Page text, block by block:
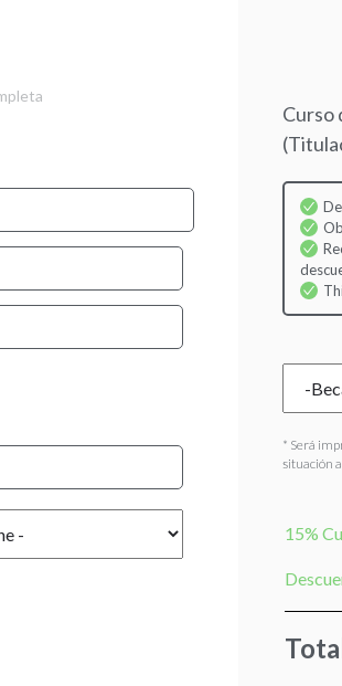
Curso
* Será
situación
15%